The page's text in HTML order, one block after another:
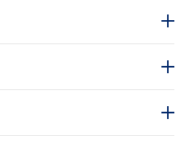
die nodig zijn om
te kunnen